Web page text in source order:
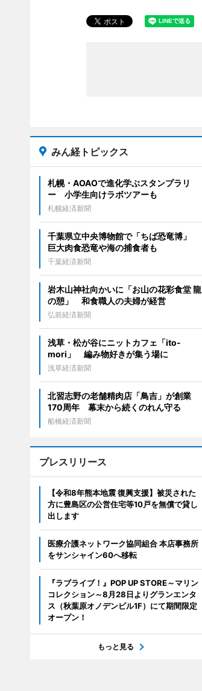
みん経トピックス
札幌・AOAOで進化学ぶスタンプラリ
ー 小学生向けラボツアーも
札幌経済新聞
千葉県立中央博物館で「ちば恐竜博」
巨大肉食恐竜や海の捕食者も
千葉経済新聞
岩木山神社向かいに「お山の花彩食堂 龍
の憩」 和食職人の夫婦が経営
弘前経済新聞
浅草・松が谷にニットカフェ「ito-
mori」 編み物好きが集う場に
浅草経済新聞
北習志野の老舗精肉店「鳥吉」が創業
170周年 幕末から続くのれん守る
船橋経済新聞
プレスリリース
【令和8年熊本地震 復興支援】被災された
方に豊島区の公営住宅等10戸を無償で貸し
出します
医療介護ネットワーク協同組合 本店事務所
をサンシャイン60へ移転
『ラブライブ！』POP UP STORE～マリン
コレクション～8月28日よりグランエンタ
ス（秋葉原オノデンビル1F）にて期間限定
オープン！
もっと見る